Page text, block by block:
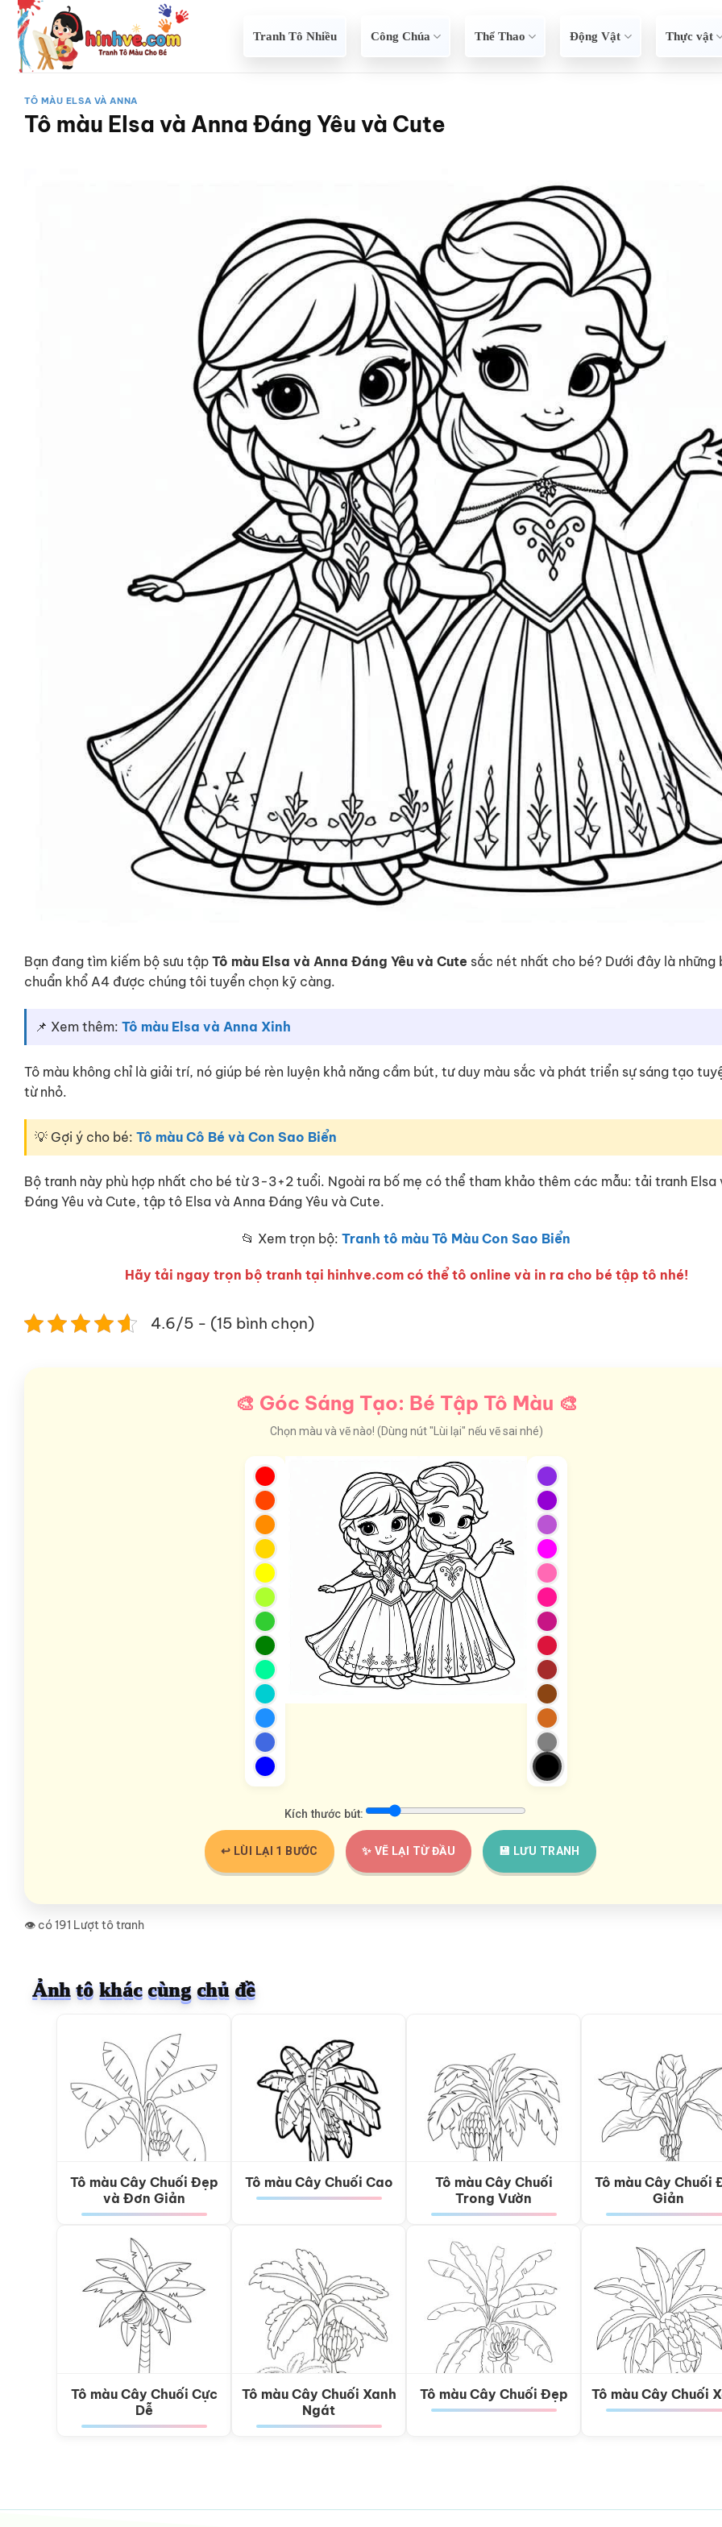
qua
dung
Tranh Tô Nhiều Công Chúa Thể Thao Động Vật Thực vật
TÔ MÀU ELSA VÀ ANNA
Tô màu Elsa và Anna Đáng Yêu và Cute
Bạn đang tìm kiếm bộ sưu tập Tô màu Elsa và Anna Đáng Yêu và Cute sắc nét nhất cho bé? Dưới đây là những
chuẩn khổ A4 được chúng tôi tuyển chọn kỹ càng.
📌 Xem thêm: Tô màu Elsa và Anna Xinh
Tô màu không chỉ là giải trí, nó giúp bé rèn luyện khả năng cầm bút, tư duy màu sắc và phát triển sự sáng tạo
từ nhỏ.
💡 Gợi ý cho bé: Tô màu Cô Bé và Con Sao Biển
Bộ tranh này phù hợp nhất cho bé từ 3-3+2 tuổi. Ngoài ra bố mẹ có thể tham khảo thêm các mẫu: tải tranh Elsa
Đáng Yêu và Cute, tập tô Elsa và Anna Đáng Yêu và Cute.
📂 Xem trọn bộ: Tranh tô màu Tô Màu Con Sao Biển
Hãy tải ngay trọn bộ tranh tại hinhve.com có thể tô online và in ra cho bé tập tô nhé!
4.6/5 - (15 bình chọn)
🎨 Góc Sáng Tạo: Bé Tập Tô Màu 🎨
Chọn màu và vẽ nào! (Dùng nút "Lùi lại" nếu vẽ sai nhé)
Kích thước bút:
↩️ LÙI LẠI 1 BƯỚC ✨ VẼ LẠI TỪ ĐẦU 💾 LƯU TRANH
👁️ có 191 Lượt tô tranh
Ảnh tô khác cùng chủ đề
Tô màu Cây Chuối Đẹp
và Đơn Giản
Tô màu Cây Chuối Cao
Tô màu Cây Chuối
Trong Vườn
Tô màu Cây Chuối
Giản
Tô màu Cây Chuối Cực
Dễ
Tô màu Cây Chuối Xanh
Ngát
Tô màu Cây Chuối Đẹp Tô màu Cây Chuối